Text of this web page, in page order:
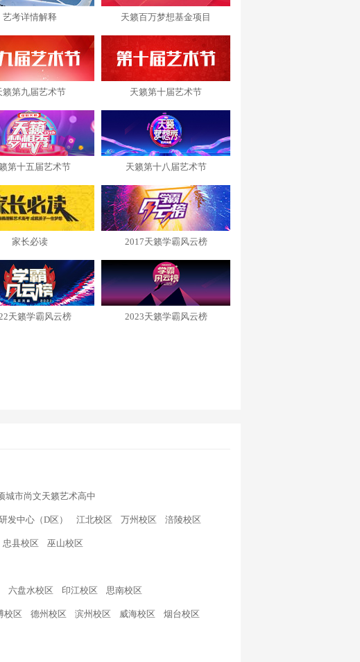
艺考详情解释 天籁百万梦想基金项目
籁第九届艺术节 天籁第十届艺术节
第十五届艺术节 天籁第十八届艺术节
家长必读 2017天籁学霸风云榜
天籁学霸风云榜 2023天籁学霸风云榜
城市尚文天籁艺术高中
发中心（D区） 江北校区 万州校区 涪陵校区
忠县校区 巫山校区
六盘水校区 印江校区 思南校区
校区 德州校区 滨州校区 威海校区 烟台校区